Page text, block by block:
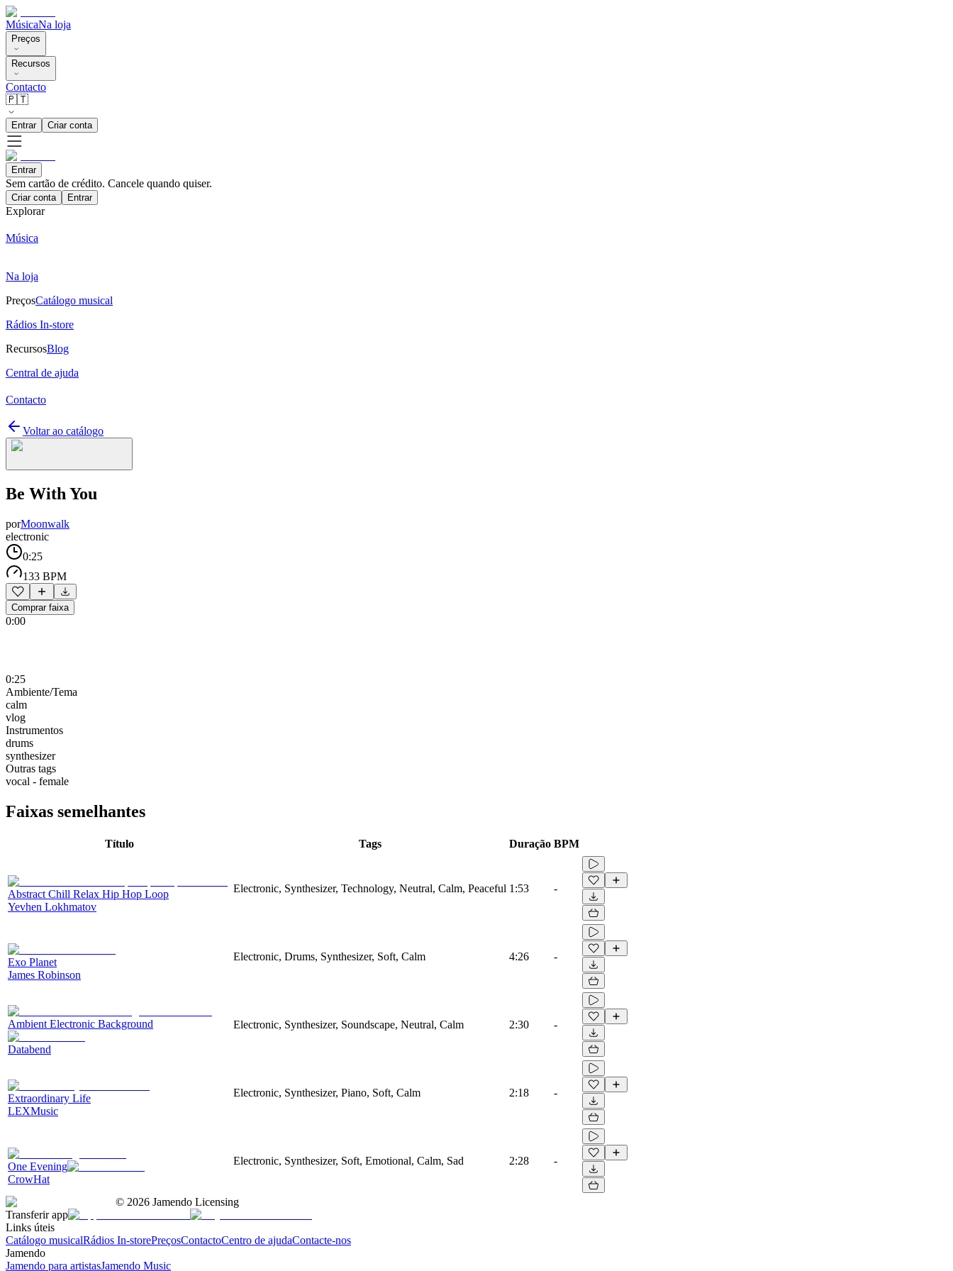
MúsicaNa loja
Preços
Recursos
Contacto
🇵🇹
Entrar Criar conta
Entrar
Sem cartão de crédito. Cancele quando quiser.
Criar conta Entrar
Explorar
Música
Na loja
PreçosCatálogo musical
Rádios In-store
RecursosBlog
Central de ajuda
Contacto
Voltar ao catálogo
Be With You
porMoonwalk
electronic
0:25
133 BPM
Comprar faixa
0:00
0:25
Ambiente/Tema
calm
vlog
Instrumentos
drums
synthesizer
Outras tags
vocal - female
Faixas semelhantes
Título Tags Duração BPM
Abstract Chill Relax Hip Hop Loop
Yevhen Lokhmatov
Electronic, Synthesizer, Technology, Neutral, Calm, Peaceful 1:53 -
Exo Planet
James Robinson
Electronic, Drums, Synthesizer, Soft, Calm 4:26 -
Ambient Electronic Background
Databend
Electronic, Synthesizer, Soundscape, Neutral, Calm 2:30 -
Extraordinary Life
LEXMusic
Electronic, Synthesizer, Piano, Soft, Calm 2:18 -
One Evening
CrowHat
Electronic, Synthesizer, Soft, Emotional, Calm, Sad 2:28 -
© 2026 Jamendo Licensing
Transferir app
Links úteis
Catálogo musicalRádios In-storePreçosContactoCentro de ajudaContacte-nos
Jamendo
Jamendo para artistasJamendo Music